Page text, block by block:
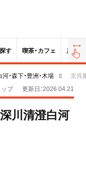
す 喫茶・カフェ 居酒屋
・森下・豊洲・木場
京呉
ップ
更新日：2026.04.21
川清澄白河